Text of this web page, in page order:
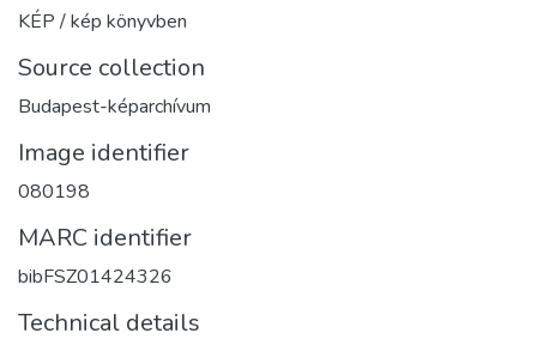
KÉP / kép könyvben
Source collection
Budapest-képarchívum
Image identifier
080198
MARC identifier
bibFSZ01424326
Technical details